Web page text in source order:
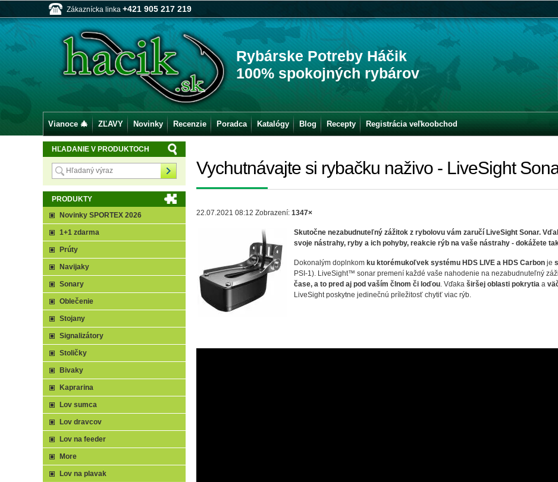
Zákaznícka linka +421 905 217 219
Rybárske Potreby Háčik
100% spokojných rybárov
Vychutnávajte si rybačku naživo - LiveSight
22.07.2021 08:12 Zobrazení: 1347×
Skutočne nezabudnuteľný zážitok z rybolovu vám zaručí LiveSight Sonar.
svoje nástrahy, ryby a ich pohyby, reakcie rýb na vaše nástrahy - dokážete
Dokonalým doplnkom ku ktorémukoľvek systému HDS LIVE a HDS Carbon je
PSI-1). LiveSight™ sonar premení každé vaše nahodenie na nezabudnuteľný
čase, a to pred aj pod vaším člnom či loďou. Vďaka širšej oblasti pokrytia a
LiveSight poskytne jedinečnú príležitosť chytiť viac rýb.
HĽADANIE V PRODUKTOCH
PRODUKTY
Novinky SPORTEX 2026
1+1 zdarma
Prúty
Navijaky
Sonary
Oblečenie
Stojany
Signalizátory
Stoličky
Bivaky
Kaprarina
Lov sumca
Lov dravcov
Lov na feeder
More
Lov na plavak
Vianoce 🎄 ZĽAVY Novinky Recenzie Poradca Katalógy Blog Recepty Registrácia veľkoobchod